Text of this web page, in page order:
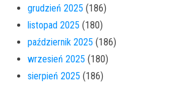
grudzień 2025 (186)
listopad 2025 (180)
październik 2025 (186)
wrzesień 2025 (180)
sierpień 2025 (186)